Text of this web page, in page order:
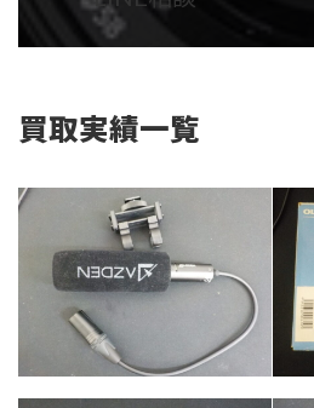
ク
ク
買取実績一覧
カテゴリー カメラ・レンズ